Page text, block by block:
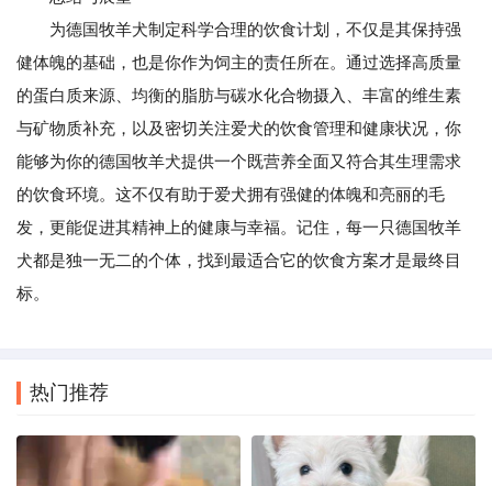
为德国牧羊犬制定科学合理的饮食计划，不仅是其保持强
健体魄的基础，也是你作为饲主的责任所在。通过选择高质量
的蛋白质来源、均衡的脂肪与碳水化合物摄入、丰富的维生素
与矿物质补充，以及密切关注爱犬的饮食管理和健康状况，你
能够为你的德国牧羊犬提供一个既营养全面又符合其生理需求
的饮食环境。这不仅有助于爱犬拥有强健的体魄和亮丽的毛
发，更能促进其精神上的健康与幸福。记住，每一只德国牧羊
犬都是独一无二的个体，找到最适合它的饮食方案才是最终目
标。
热门推荐